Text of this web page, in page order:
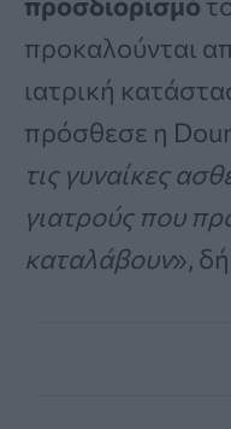
προκαλούνται
ιατρική
πρόσθεσε η
τις γυναίκες
γιατρούς που
καταλάβουν»,